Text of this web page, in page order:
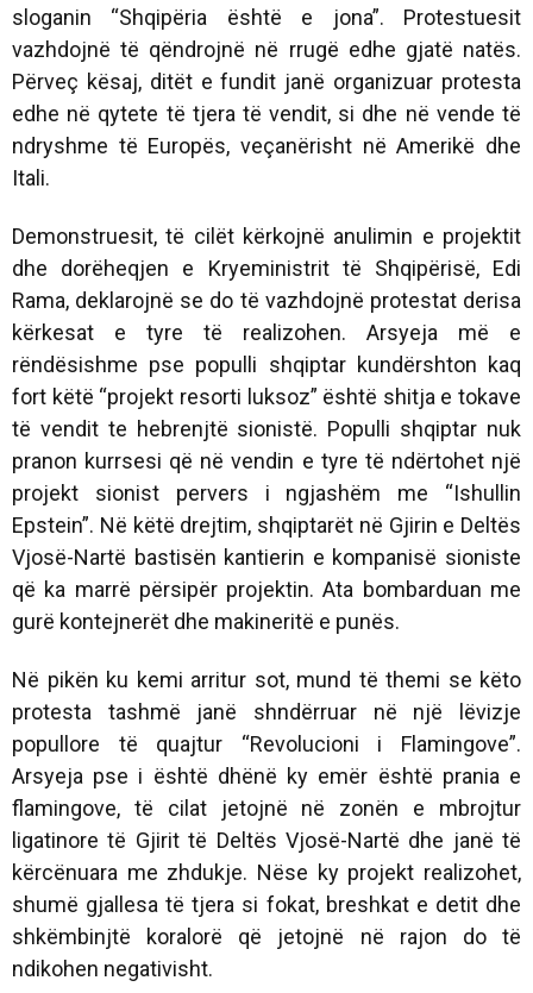
sloganin “Shqipëria është e jona”. Protestuesit
vazhdojnë të qëndrojnë në rrugë edhe gjatë natës.
Përveç kësaj, ditët e fundit janë organizuar protesta
edhe në qytete të tjera të vendit, si dhe në vende të
ndryshme të Europës, veçanërisht në Amerikë dhe
Itali.
Demonstruesit, të cilët kërkojnë anulimin e projektit
dhe dorëheqjen e Kryeministrit të Shqipërisë, Edi
Rama, deklarojnë se do të vazhdojnë protestat derisa
kërkesat e tyre të realizohen. Arsyeja më e
rëndësishme pse populli shqiptar kundërshton kaq
fort këtë “projekt resorti luksoz” është shitja e tokave
të vendit te hebrenjtë sionistë. Populli shqiptar nuk
pranon kurrsesi që në vendin e tyre të ndërtohet një
projekt sionist pervers i ngjashëm me “Ishullin
Epstein”. Në këtë drejtim, shqiptarët në Gjirin e Deltës
Vjosë-Nartë bastisën kantierin e kompanisë sioniste
që ka marrë përsipër projektin. Ata bombarduan me
gurë kontejnerët dhe makineritë e punës.
Në pikën ku kemi arritur sot, mund të themi se këto
protesta tashmë janë shndërruar në një lëvizje
popullore të quajtur “Revolucioni i Flamingove”.
Arsyeja pse i është dhënë ky emër është prania e
flamingove, të cilat jetojnë në zonën e mbrojtur
ligatinore të Gjirit të Deltës Vjosë-Nartë dhe janë të
kërcënuara me zhdukje. Nëse ky projekt realizohet,
shumë gjallesa të tjera si fokat, breshkat e detit dhe
shkëmbinjtë koralorë që jetojnë në rajon do të
ndikohen negativisht.